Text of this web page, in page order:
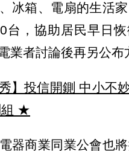
冰箱、電扇的生活家
台，協助居民早日恢
業者討論後再另公布
】投信開鍘 中小不
★
器商業同業公會也